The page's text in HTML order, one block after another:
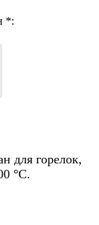
*:
для горелок,
°С.